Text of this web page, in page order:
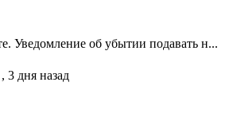
Уведомление об убытии подавать н...
, 3 дня назад